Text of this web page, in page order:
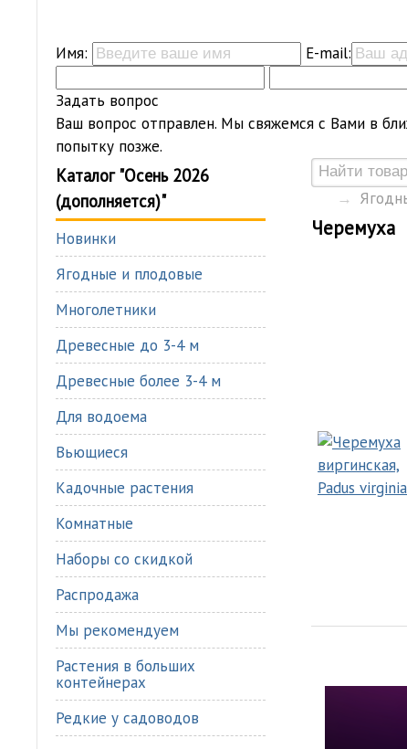
Имя: E-mail:
Задать вопрос
Ваш вопрос отправлен. Мы свяжемся с Вами в
попытку позже.
Каталог "Осень 2026
(дополняется)"
Новинки
Ягодные и плодовые
Многолетники
Древесные до 3-4 м
Древесные более 3-4 м
Для водоема
Вьющиеся
Кадочные растения
Комнатные
Наборы со скидкой
Распродажа
Мы рекомендуем
Растения в больших
контейнерах
Редкие у садоводов
→
Черемуха